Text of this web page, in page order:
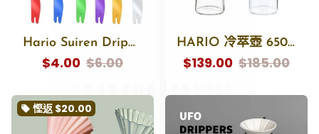
Hario Suiren Dripper V60 睡蓮濾杯 花瓣DIY濾杯 Coffee Dripper V60
$4.00 $6.00
HARIO 冷萃壺 650ml
$139.00 $185.00
local_offer 慳返 $20.00